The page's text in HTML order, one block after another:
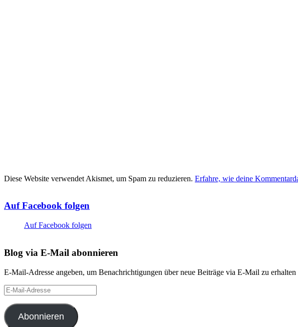
Diese Website verwendet Akismet, um Spam zu reduzieren. Erfahre, wie deine
Auf Facebook folgen
Auf Facebook folgen
Blog via E-Mail abonnieren
E-Mail-Adresse angeben, um Benachrichtigungen über neue Beiträge via E-Mail zu erhalten
E-
Mail-
Adresse
Abonnieren